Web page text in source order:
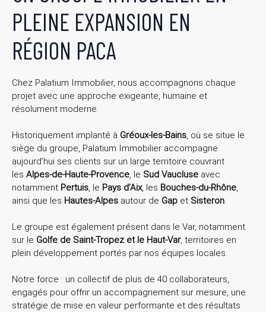
PLEINE EXPANSION EN
RÉGION PACA
Chez Palatium Immobilier, nous accompagnons chaque
projet avec une approche exigeante, humaine et
résolument moderne.
Historiquement implanté à Gréoux-les-Bains, où se situe le
siège du groupe, Palatium Immobilier accompagne
aujourd’hui ses clients sur un large territoire couvrant
les Alpes-de-Haute-Provence, le Sud Vaucluse avec
notamment Pertuis, le Pays d’Aix, les Bouches-du-Rhône,
ainsi que les Hautes-Alpes autour de Gap et Sisteron.
Le groupe est également présent dans le Var, notamment
sur le Golfe de Saint-Tropez et le Haut-Var, territoires en
plein développement portés par nos équipes locales.
Notre force : un collectif de plus de 40 collaborateurs,
engagés pour offrir un accompagnement sur mesure, une
stratégie de mise en valeur performante et des résultats